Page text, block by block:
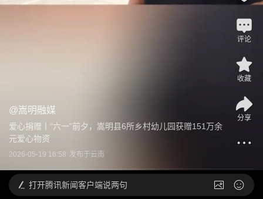
@嵩明融媒
爱心捐赠丨“六一”前夕，嵩明县6所乡村幼儿园获赠151万余
元爱心物资
2026-05-19 16:58 发布于云南
评论
收藏
分享
打开腾讯新闻客户端说两句